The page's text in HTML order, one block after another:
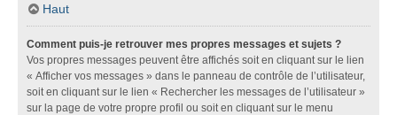
Haut
Comment puis-je retrouver mes propres messages et sujets ?
Vos propres messages peuvent être affichés soit en cliquant sur le lien
« Afficher vos messages » dans le panneau de contrôle de l’utilisateur,
soit en cliquant sur le lien « Rechercher les messages de l’utilisateur »
sur la page de votre propre profil ou soit en cliquant sur le menu